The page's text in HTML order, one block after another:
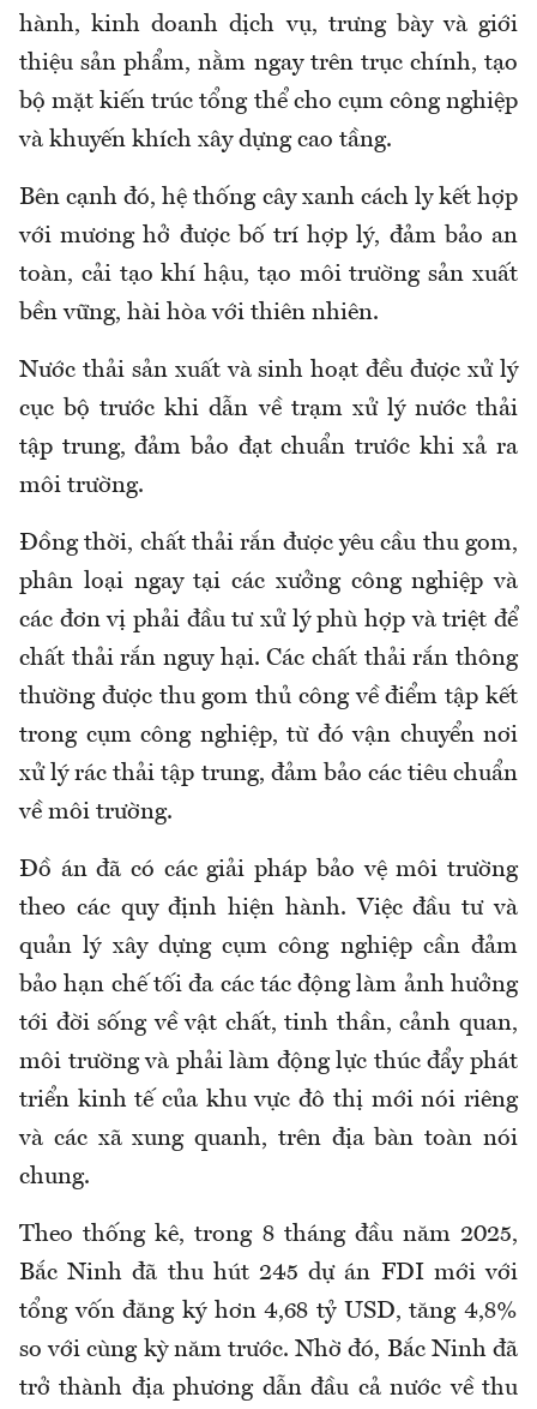
hành, kinh doanh dịch vụ, trưng bày và giới
thiệu sản phẩm, nằm ngay trên trục chính, tạo
bộ mặt kiến trúc tổng thể cho cụm công nghiệp
và khuyến khích xây dựng cao tầng.
Bên cạnh đó, hệ thống cây xanh cách ly kết hợp
với mương hở được bố trí hợp lý, đảm bảo an
toàn, cải tạo khí hậu, tạo môi trường sản xuất
bền vững, hài hòa với thiên nhiên.
Nước thải sản xuất và sinh hoạt đều được xử lý
cục bộ trước khi dẫn về trạm xử lý nước thải
tập trung, đảm bảo đạt chuẩn trước khi xả ra
môi trường.
Đồng thời, chất thải rắn được yêu cầu thu gom,
phân loại ngay tại các xưởng công nghiệp và
các đơn vị phải đầu tư xử lý phù hợp và triệt để
chất thải rắn nguy hại. Các chất thải rắn thông
thường được thu gom thủ công về điểm tập kết
trong cụm công nghiệp, từ đó vận chuyển nơi
xử lý rác thải tập trung, đảm bảo các tiêu chuẩn
về môi trường.
Đồ án đã có các giải pháp bảo vệ môi trường
theo các quy định hiện hành. Việc đầu tư và
quản lý xây dựng cụm công nghiệp cần đảm
bảo hạn chế tối đa các tác động làm ảnh hưởng
tới đời sống về vật chất, tinh thần, cảnh quan,
môi trường và phải làm động lực thúc đẩy phát
triển kinh tế của khu vực đô thị mới nói riêng
và các xã xung quanh, trên địa bàn toàn nói
chung.
Theo thống kê, trong 8 tháng đầu năm 2025,
Bắc Ninh đã thu hút 245 dự án FDI mới với
tổng vốn đăng ký hơn 4,68 tỷ USD, tăng 4,8%
so với cùng kỳ năm trước. Nhờ đó, Bắc Ninh đã
trở thành địa phương dẫn đầu cả nước về thu